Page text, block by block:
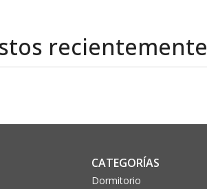
recientemente
CATEGORÍAS
Dormitorio